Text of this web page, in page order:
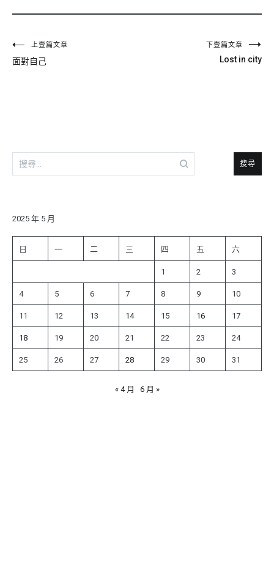
文
章
上壹篇文章
面對自己
下壹篇文章
Lost in city
搜
尋
字:
2025 年 5 月
日 一 二 三 四 五 六
1 2 3
4 5 6 7 8 9 10
11 12 13 14 15 16 17
18 19 20 21 22 23 24
25 26 27 28 29 30 31
« 4 月 6 月 »